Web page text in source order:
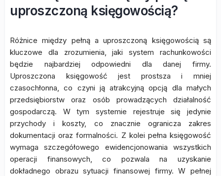
uproszczoną księgowością?
Różnice między pełną a uproszczoną księgowością są
kluczowe dla zrozumienia, jaki system rachunkowości
będzie najbardziej odpowiedni dla danej firmy.
Uproszczona księgowość jest prostsza i mniej
czasochłonna, co czyni ją atrakcyjną opcją dla małych
przedsiębiorstw oraz osób prowadzących działalność
gospodarczą. W tym systemie rejestruje się jedynie
przychody i koszty, co znacznie ogranicza zakres
dokumentacji oraz formalności. Z kolei pełna księgowość
wymaga szczegółowego ewidencjonowania wszystkich
operacji finansowych, co pozwala na uzyskanie
dokładnego obrazu sytuacji finansowej firmy. W pełnej